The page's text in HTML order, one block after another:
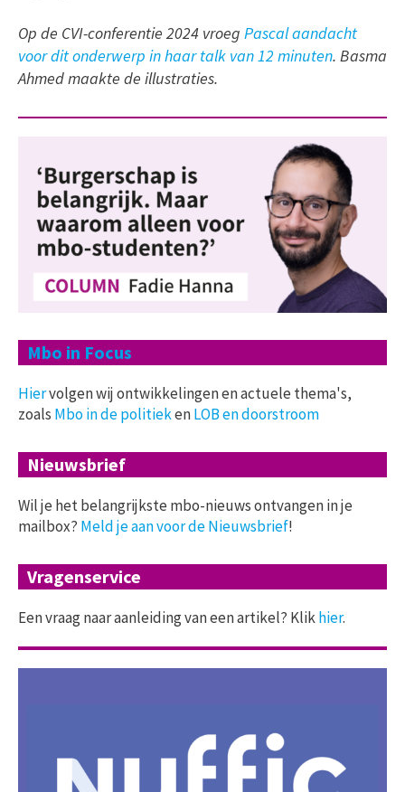
Op de CVI-conferentie 2024 vroeg Pascal aandacht
voor dit onderwerp in haar talk van 12 minuten. Basma
Ahmed maakte de illustraties.
Mbo in Focus
Hiervolgen wij ontwikkelingen en actuele thema's,
zoals Mbo in de politiekenLOB en doorstroom
Nieuwsbrief
Wil je het belangrijkste mbo-nieuws ontvangen in je
mailbox? Meld je aan voor de Nieuwsbrief!
Vragenservice
Een vraag naar aanleiding van een artikel? Klikhier.